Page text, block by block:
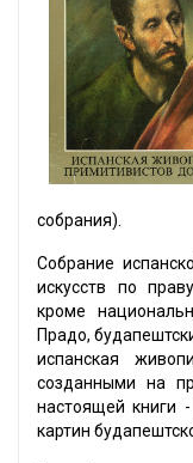
собрания).
Собрание
искусств по
кроме
Прадо,
испанская
созданными на
настоящей книги
картин